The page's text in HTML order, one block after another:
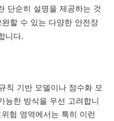
단순히 설명을 제공하는 것
할 수 있는 다양한 안전장
니다.
칙 기반 모델이나 점수화 모
능한 방식을 우선 고려합니
험 영역에서는 특히 이런